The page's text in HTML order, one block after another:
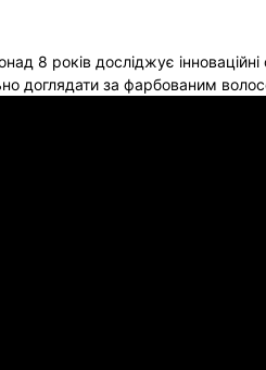
8 років досліджує
доглядати за фарбованим